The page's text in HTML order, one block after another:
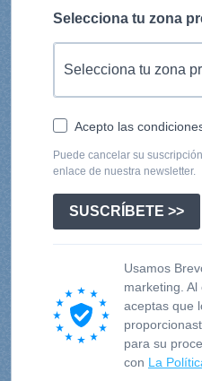
Selecciona tu zona
Acepto las
Puede cancelar su
enlace de nuestra newsletter.
SUSCRÍBETE >>
Usamos
marketing. Al
aceptas que
para su
con La